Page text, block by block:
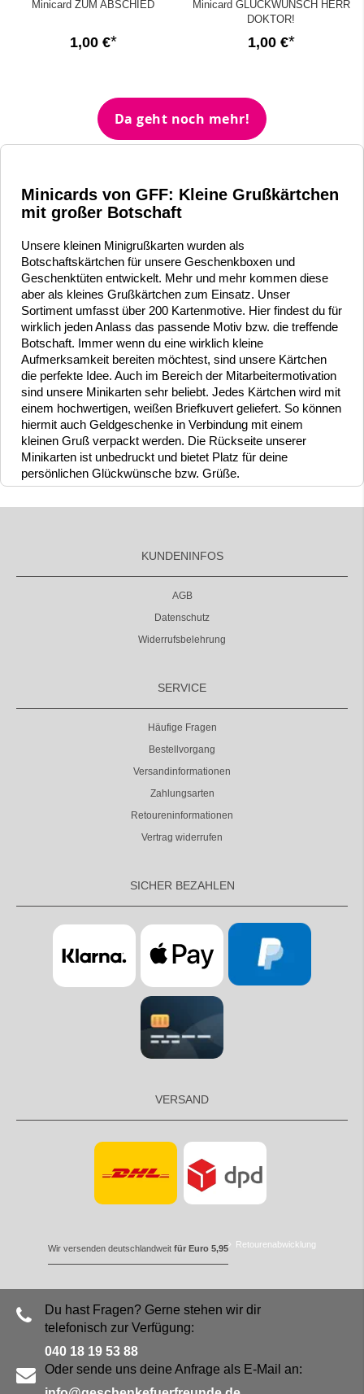
Minicard ZUM ABSCHIED
1,00 €
Minicard GLÜCKWUNSCH HERR
DOKTOR!
1,00 €
Da geht noch mehr!
Minicards von GFF: Kleine Grußkärtchen
mit großer Botschaft
Unsere kleinen Minigrußkarten wurden als
Botschaftskärtchen für unsere Geschenkboxen und
Geschenktüten entwickelt. Mehr und mehr kommen diese
aber als kleines Grußkärtchen zum Einsatz. Unser
Sortiment umfasst über 200 Kartenmotive. Hier findest du für
wirklich jeden Anlass das passende Motiv bzw. die treffende
Botschaft. Immer wenn du eine wirklich kleine
Aufmerksamkeit bereiten möchtest, sind unsere Kärtchen
die perfekte Idee. Auch im Bereich der Mitarbeitermotivation
sind unsere Minikarten sehr beliebt. Jedes Kärtchen wird mit
einem hochwertigen, weißen Briefkuvert geliefert. So können
hiermit auch Geldgeschenke in Verbindung mit einem
kleinen Gruß verpackt werden. Die Rückseite unserer
Minikarten ist unbedruckt und bietet Platz für deine
persönlichen Glückwünsche bzw. Grüße.
KUNDENINFOS
AGB
Datenschutz
Widerrufsbelehrung
SERVICE
Häufige Fragen
Bestellvorgang
Versandinformationen
Zahlungsarten
Retoureninformationen
Vertrag widerrufen
SICHER BEZAHLEN
VERSAND
Wir versenden deutschlandweit für Euro 5,95 Retourenabwicklung
Du hast Fragen? Gerne stehen wir dir
telefonisch zur Verfügung:
040 18 19 53 88
Oder sende uns deine Anfrage als E-Mail an: